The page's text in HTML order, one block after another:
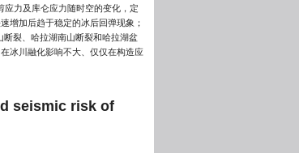
应力及库仑应力随时空的变化，定
增加后趋于稳定的冰后回弹现象；
裂、哈拉湖南山断裂和哈拉湖盆
冰川融化影响不大、仅仅在构造应
seismic risk of